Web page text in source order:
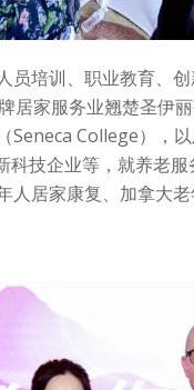
员培训、职业教育、
居家服务业翘楚圣伊
Seneca College），
科技企业等，就养老
人居家康复、加拿大